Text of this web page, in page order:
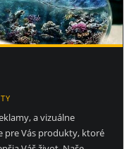
a vizuálne
pre Vás produkty, ktoré